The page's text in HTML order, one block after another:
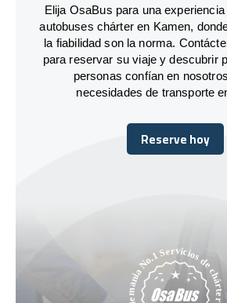
Elija OsaBus para una
autobuses chárter en Kamen,
la fiabilidad son la norma.
para reservar su viaje y descubrir
personas confían en
necesidades de transporte
Reserve hoy
Reserve hoy